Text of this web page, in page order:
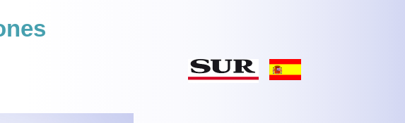
Lorem ipsum dolor sit amet, consectetuer